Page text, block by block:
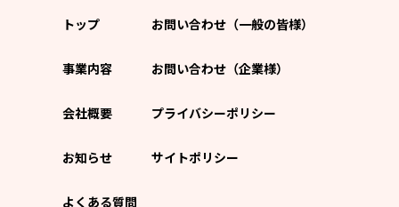
トップ
事業内容
会社概要
お知らせ
よくある質問
お問い合わせ（一般の皆様）
お問い合わせ（企業様）
プライバシーポリシー
サイトポリシー